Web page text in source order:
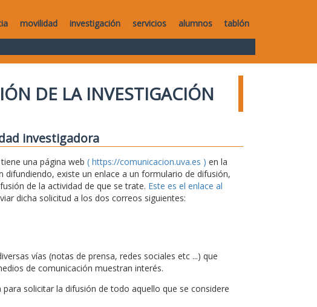
movilidad investigación servicios alumnos tablón
DE LA INVESTIGACIÓN
investigadora
una página web ( https://comunicacion.uva.es ) en la
existe un enlace a un formulario de difusión,
de la actividad de que se trate. Este es el enlace al
dicha solicitud a los dos correos siguientes:
vías (notas de prensa, redes sociales etc ...) que
de comunicación muestran interés.
solicitar la difusión de todo aquello que se considere